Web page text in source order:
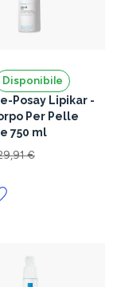
Disponibile
Posay Lipikar -
Per Pelle
750 ml
€
al carrello